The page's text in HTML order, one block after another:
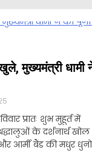
मुख्यमंत्री धामी
प्रातः शुभ मुहूर्त में
के दर्शनार्थ खोल
और आर्मी बैंड की मधुर धुनों